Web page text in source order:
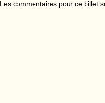
Les commentaires pour ce billet